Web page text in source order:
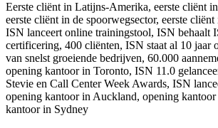
Eerste cliënt in Latijns-Amerika, eerste cliënt
eerste cliënt in de spoorwegsector, eerste
ISN lanceert online trainingstool, ISN behaalt
certificering, 400 cliënten, ISN staat al 10 jaar
van snelst groeiende bedrijven, 60.000
opening kantoor in Toronto, ISN 11.0
Stevie en Call Center Week Awards, ISN
opening kantoor in Auckland, opening
kantoor in Sydney